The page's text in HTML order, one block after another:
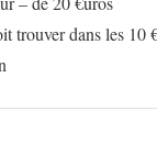
trouver dans les 10